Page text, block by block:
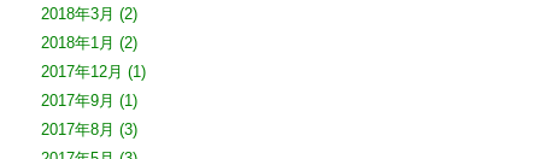
2018年3月 (2)
2018年1月 (2)
2017年12月 (1)
2017年9月 (1)
2017年8月 (3)